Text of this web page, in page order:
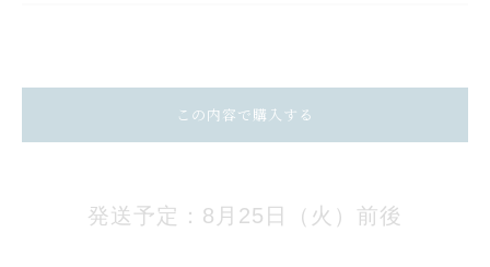
この内容で購入する
発送予定：8月25日（火）前後